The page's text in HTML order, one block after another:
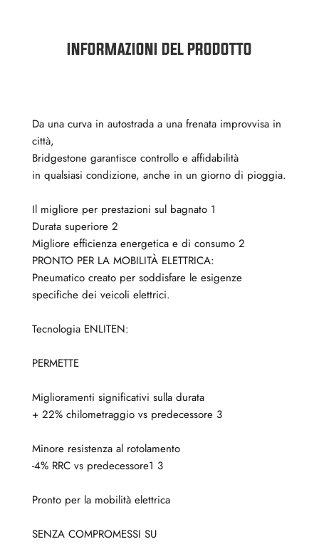
INFORMAZIONI DEL PRODOTTO
Da una curva in autostrada a una frenata improvvisa in
città,
Bridgestone garantisce controllo e affidabilità
in qualsiasi condizione, anche in un giorno di pioggia.
Il migliore per prestazioni sul bagnato 1
Durata superiore 2
Migliore efficienza energetica e di consumo 2
PRONTO PER LA MOBILITÀ ELETTRICA:
Pneumatico creato per soddisfare le esigenze
specifiche dei veicoli elettrici.
Tecnologia ENLITEN:
PERMETTE
Miglioramenti significativi sulla durata
+ 22% chilometraggio vs predecessore 3
Minore resistenza al rotolamento
-4% RRC vs predecessore1 3
Pronto per la mobilità elettrica
SENZA COMPROMESSI SU